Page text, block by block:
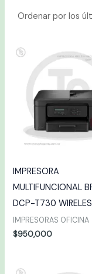
IMPRESORA
MULTIFUNCIONAL
DCP-T730
IMPRESORAS OFICINA
$950,000